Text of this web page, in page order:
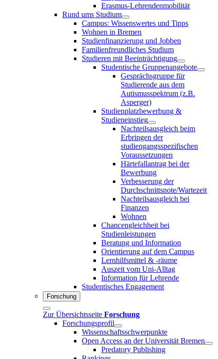
Erasmus-Lehrendenmobilität
Rund ums Studium
Campus: Wissenswertes und Tipps
Wohnen in Bremen
Studienfinanzierung und Jobben
Familienfreundliches Studium
Studieren mit Beeinträchtigung
Studentische Gruppenangebote
Gesprächsgruppe für
Studierende aus dem
Autismusspektrum (z.B.
Asperger)
Studienplatzbewerbung &
Studieneinstieg
Nachteilsausgleich beim
Erbringen der
studiengangsspezifischen
Voraussetzungen
Härtefallantrag bei der
Bewerbung
Verbesserung der
Durchschnittsnote/Wartezeit
Nachteilsausgleich bei
Finanzen
Wohnen
Chancengleichheit bei
Studienleistungen
Beratung und Information
Orientierung auf dem Campus
Lernhilfsmittel & -räume
Auszeit vom Uni-Alltag
Information für Lehrende
Studentisches Engagement
Forschung
Zur Übersichtsseite Forschung
Forschungsprofil
Wissenschaftsschwerpunkte
Open Access an der Universität Bremen
Predatory Publishing